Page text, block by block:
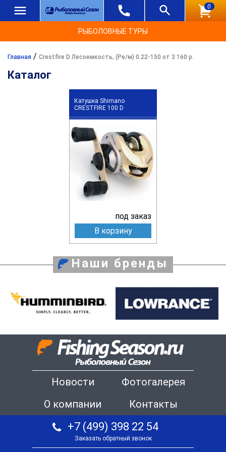
0
РЫБОЛОВНЫЕ ТУРЫ
Главная / Crestfire D Лесоемкость, (Ре/м) 0.22-150 от 3 160 р.
Каталог
Катушка Shimano
CRESTFIRE 100 D
под заказ
В корзину
Наши бренды
Новости
Фотогалерея
О компании
Контакты
+7 (499) 398 22 54
Заказать обратный звонок